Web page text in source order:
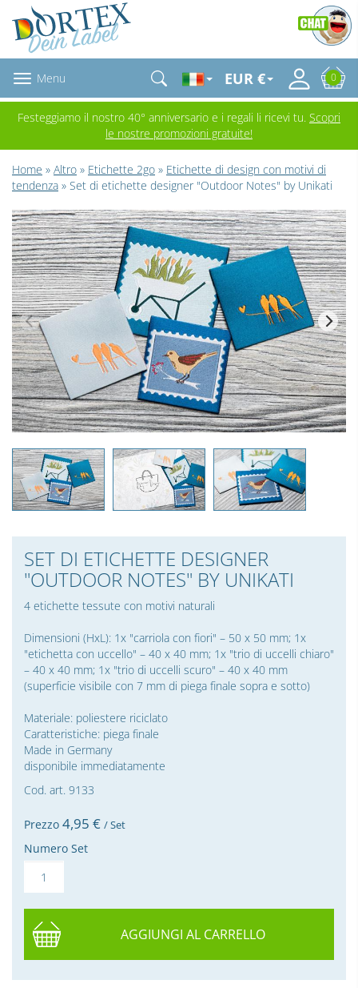
Menu EUR € 0
Festeggiamo il nostro 40° anniversario e i regali li ricevi tu. Scopri
le nostre promozioni gratuite!
Home » Altro » Etichette 2go » Etichette di design con motivi di
tendenza » Set di etichette designer "Outdoor Notes" by Unikati
SET DI ETICHETTE DESIGNER
"OUTDOOR NOTES" BY UNIKATI
4 etichette tessute con motivi naturali
Dimensioni (HxL): 1x "carriola con fiori" – 50 x 50 mm; 1x
"etichetta con uccello" – 40 x 40 mm; 1x "trio di uccelli chiaro"
– 40 x 40 mm; 1x "trio di uccelli scuro" – 40 x 40 mm
(superficie visibile con 7 mm di piega finale sopra e sotto)
Materiale: poliestere riciclato
Caratteristiche: piega finale
Made in Germany
disponibile immediatamente
Cod. art. 9133
Prezzo 4,95 € / Set
Numero Set
AGGIUNGI AL CARRELLO